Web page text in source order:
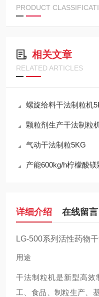
PRODUCT
相关文章
RELATED ARTICLES
螺旋给料干法制粒机
颗粒剂生产干法制粒
气动干法制粒5KG
产能600kg/h柠檬酸
详细介绍 在线留言
LG-500系列活性药物
用途
干法制粒机是新型高
工、食品、制粒生产、